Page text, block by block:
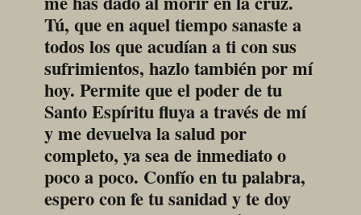
Tú, que en aquel tiempo sanaste a
todos los que acudían a ti con sus
sufrimientos, hazlo también por mí
hoy. Permite que el poder de tu
Santo Espíritu fluya a través de mí
y me devuelva la salud por
completo, ya sea de inmediato o
poco a poco. Confío en tu palabra,
espero con fe tu sanidad y te doy